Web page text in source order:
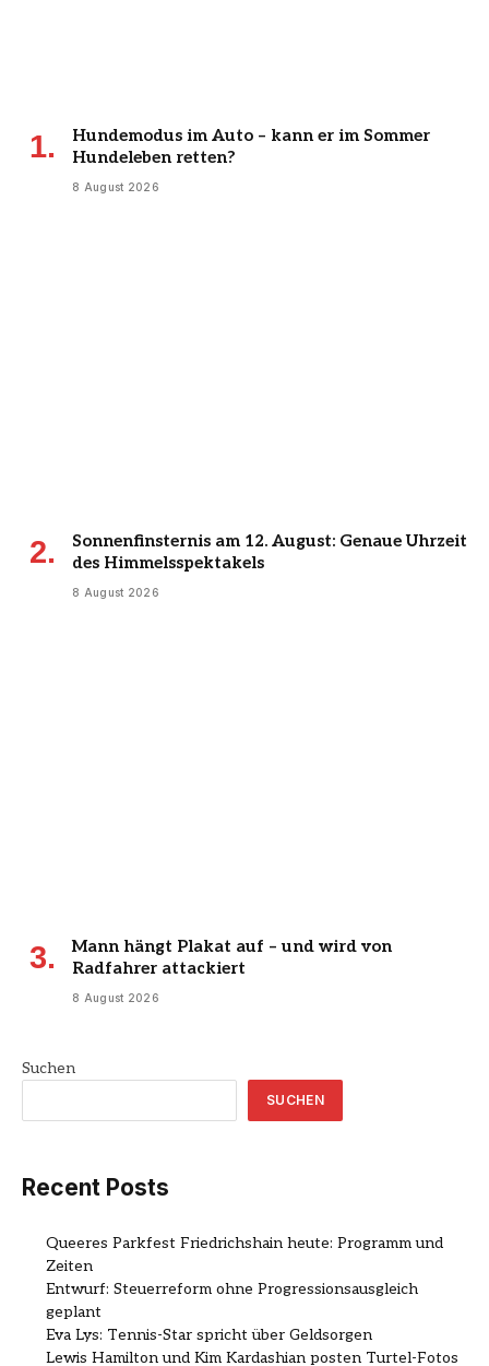
Hundemodus im Auto – kann er im Sommer
Hundeleben retten?
8 August 2026
Sonnenfinsternis am 12. August: Genaue Uhrzeit
des Himmelsspektakels
8 August 2026
Mann hängt Plakat auf – und wird von
Radfahrer attackiert
8 August 2026
Suchen
SUCHEN
Recent Posts
Queeres Parkfest Friedrichshain heute: Programm und
Zeiten
Entwurf: Steuerreform ohne Progressionsausgleich
geplant
Eva Lys: Tennis-Star spricht über Geldsorgen
Lewis Hamilton und Kim Kardashian posten Turtel-Fotos